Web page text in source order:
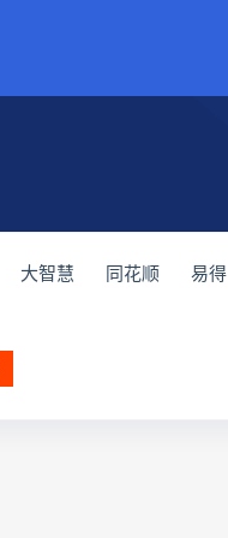
大智慧 同花顺 易得